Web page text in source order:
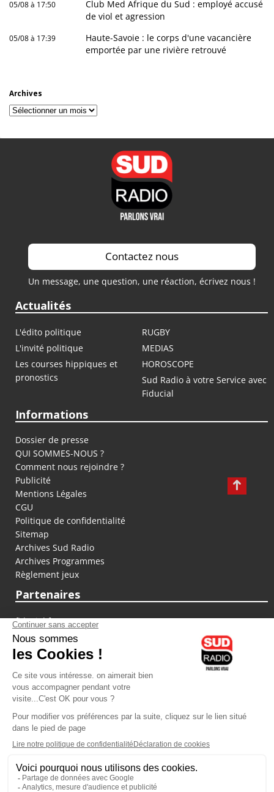
05/08 à 17:50
Club Med Afrique du Sud : employé accusé
de viol et agression
05/08 à 17:39
Haute-Savoie : le corps d'une vacancière
emportée par une rivière retrouvé
Archives
Archives
Contactez nous
Un message, une question, une réaction, écrivez nous !
Actualités
L'édito politique
RUGBY
L'invité politique
MEDIAS
Les courses hippiques et
pronostics
HOROSCOPE
Sud Radio à votre Service avec
Fiducial
Informations
Dossier de presse
QUI SOMMES-NOUS ?
Comment nous rejoindre ?
Publicité
Mentions Légales
CGU
Politique de confidentialité
Sitemap
Archives Sud Radio
Archives Programmes
Règlement jeux
Partenaires
fiducial.fr
lyoncapitale.fr
olympique-et-lyonnais.com
L'application Iphone / Android
Téléchargez l'application
Les cookies
Gestion des cookies